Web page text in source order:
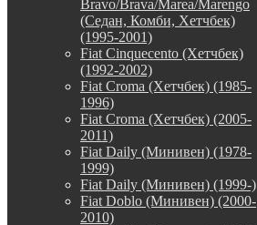
Bravo/Brava/Marea/Marengo
(Седан, Комби, Хетчбек)
(1995-2001)
Fiat Cinquecento (Хетчбек)
(1992-2002)
Fiat Croma (Хетчбек) (1985-
1996)
Fiat Croma (Хетчбек) (2005-
2011)
Fiat Daily (Минивен) (1978-
1999)
Fiat Daily (Минивен) (1999-)
Fiat Doblo (Минивен) (2000-
2010)